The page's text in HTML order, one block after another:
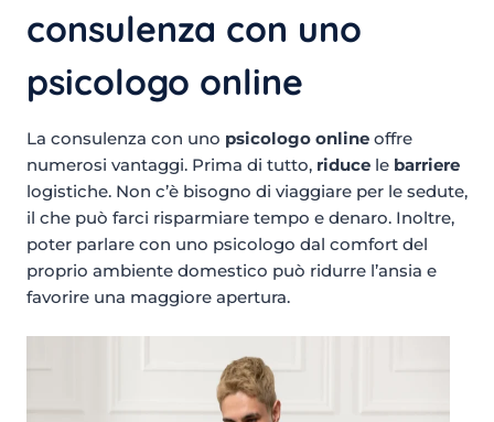
consulenza con uno
psicologo online
La consulenza con uno psicologo online offre
numerosi vantaggi. Prima di tutto, riduce le barriere
logistiche. Non c’è bisogno di viaggiare per le sedute,
il che può farci risparmiare tempo e denaro. Inoltre,
poter parlare con uno psicologo dal comfort del
proprio ambiente domestico può ridurre l’ansia e
favorire una maggiore apertura.